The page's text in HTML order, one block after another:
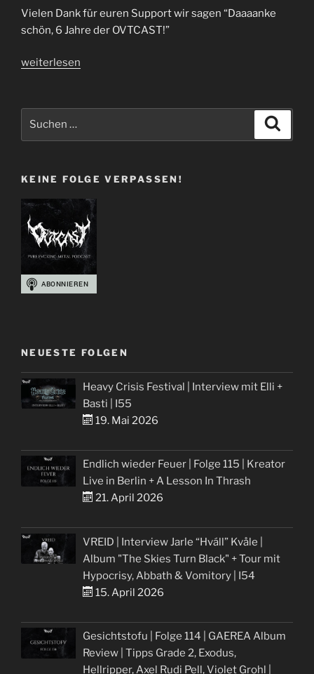
Vielen Dank für euren Support wir sagen “Daaaanke
schön, 6 Jahre der OVTCAST!”
„100
Musik
und
weiterlesen
KEINE FOLGE VERPASSEN!
NEUESTE FOLGEN
Heavy Crisis Festival | Interview mit Elli +
Basti | I55
19. Mai 2026
Endlich wieder Feuer | Folge 115 | Kreator
Live in Berlin + A Lesson In Thrash
21. April 2026
VREID | Interview Jarle “Hváll” Kvåle |
Album "The Skies Turn Black" + Tour mit
Hypocrisy, Abbath & Vomitory | I54
15. April 2026
Gesichtstofu | Folge 114 | GAEREA Album
Review | Tipps Grade 2, Exodus,
Hellripper, Axel Rudi Pell, Violet Grohl |